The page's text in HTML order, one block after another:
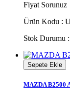
Fiyat Sorunuz
Ürün Kodu :
Stok Durumu :
Sepete Ekle
MAZDA B2500